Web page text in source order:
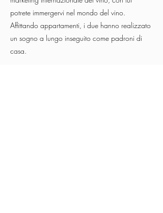
potrete immergervi nel mondo del vino.
Affittando appartamenti, i due hanno realizzato
un sogno a lungo inseguito come padroni di
casa.